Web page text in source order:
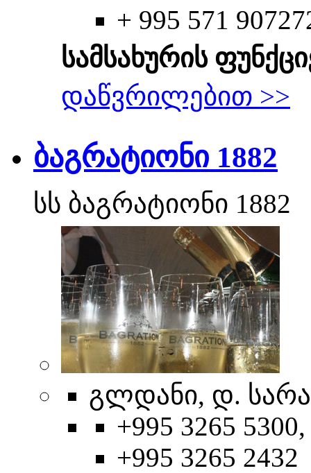
+ 995 571
სამსახურის
დაწვრილებით >>
ბაგრატიონი 1882
სს ბაგრატიონი 1882
გლდანი, დ.
+995 3265 5300,
+995 3265 2432